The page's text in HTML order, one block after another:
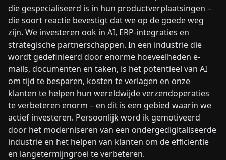
die gespecialiseerd is in hun productverplaatsingen –
die soort reactie bevestigt dat we op de goede weg
zijn. We investeren ook in AI, ERP-integraties en
strategische partnerschappen. In een industrie die
wordt gedefinieerd door enorme hoeveelheden e-
mails, documenten en taken, is het potentieel van AI
om tijd te besparen, kosten te verlagen en onze
klanten te helpen hun wereldwijde verzendoperaties
te verbeteren enorm – en dit is een gebied waarin we
actief investeren. Persoonlijk word ik gemotiveerd
door het moderniseren van een ondergedigitaliseerde
industrie en het helpen van klanten om de efficiëntie
en langetermijngroei te verbeteren.